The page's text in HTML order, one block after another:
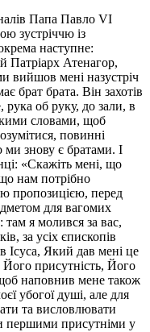
Папа Павло VI
зустріччю із
наступне:
Патріарх Атенагор,
вийшов мені назустріч
брат брата. Він захотів
об руку, до зали, в
словами, щоб
повинні
ми знову є братами. І
«Скажіть мені, що
нам потрібно
пропозицією, перед
для вагомих
я молився за вас,
за усіх єпископів
Ісуса, Який дав мені це
Його присутність, Його
наповнив мене також
убогої душі, але для
та висловлювати
першими присутніми у